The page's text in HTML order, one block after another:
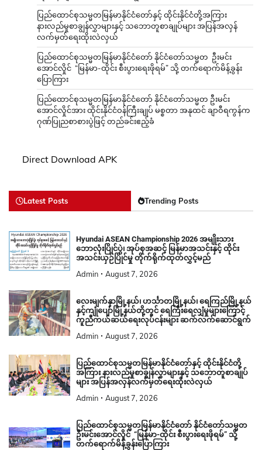
ပြည်ထောင်စုသမ္မတမြန်မာနိုင်ငံတော်နှင့် ထိုင်းနိုင်ငံတို့အကြား
နားလည်မှုစာချွန်လွှာများနှင့် သဘောတူစာချုပ်များ အပြန်အလှန်
လက်မှတ်ရေးထိုးလဲလှယ်
ပြည်ထောင်စုသမ္မတမြန်မာနိုင်ငံတော် နိုင်ငံတော်သမ္မတ ဦးမင်း
အောင်လှိုင် “မြန်မာ-ထိုင်း စီးပွားရေးဖိုရမ်” သို့ တက်ရောက်မိန့်ခွန်း
ပြောကြား
ပြည်ထောင်စုသမ္မတမြန်မာနိုင်ငံတော် နိုင်ငံတော်သမ္မတ ဦးမင်း
အောင်လှိုင်အား ထိုင်းနိုင်ငံဝန်ကြီးချုပ် မစ္စတာ အနုထင် ချာဝီရကွန်က
ဂုဏ်ပြုညစာစားပွဲဖြင့် တည်ခင်းဧည့်ခံ
Direct Download APK
Latest Posts Trending Posts
Hyundai ASEAN Championship 2026 အမျိုးသား
ဘောလုံးပြိုင်ပွဲ၊ အုပ်စုအဆင့် မြန်မာအသင်းနှင့် ထိုင်း
အသင်းယှဉ်ပြိုင်မှု တိုက်ရိုက်ထုတ်လွှင့်မည်
Admin August 7, 2026
လေးမျက်နှာမြို့နယ်၊ ဟင်္သာတမြို့နယ်၊ ရေကြည်မြို့နယ်
နှင့်ကျုံပျော်မြို့နယ်တို့တွင် ရေကြီးရေလျှံမှုများကြောင့်
ကူညီကယ်ဆယ်ရေးလုပ်ငန်းများ ဆက်လက်ဆောင်ရွက်
Admin August 7, 2026
ပြည်ထောင်စုသမ္မတမြန်မာနိုင်ငံတော်နှင့် ထိုင်းနိုင်ငံတို့
အကြား နားလည်မှုစာချွန်လွှာများနှင့် သဘောတူစာချုပ်
များ အပြန်အလှန်လက်မှတ်ရေးထိုးလဲလှယ်
Admin August 7, 2026
ပြည်ထောင်စုသမ္မတမြန်မာနိုင်ငံတော် နိုင်ငံတော်သမ္မတ
ဦးမင်းအောင်လှိုင် “မြန်မာ-ထိုင်း စီးပွားရေးဖိုရမ်” သို့
တက်ရောက်မိန့်ခွန်းပြောကြား